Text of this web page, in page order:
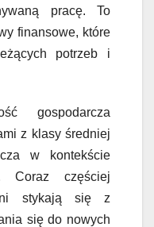
pracę. To
finansowe, które
potrzeb i
gospodarcza
z klasy średniej
w kontekście
Coraz częściej
stykają się z
się do nowych